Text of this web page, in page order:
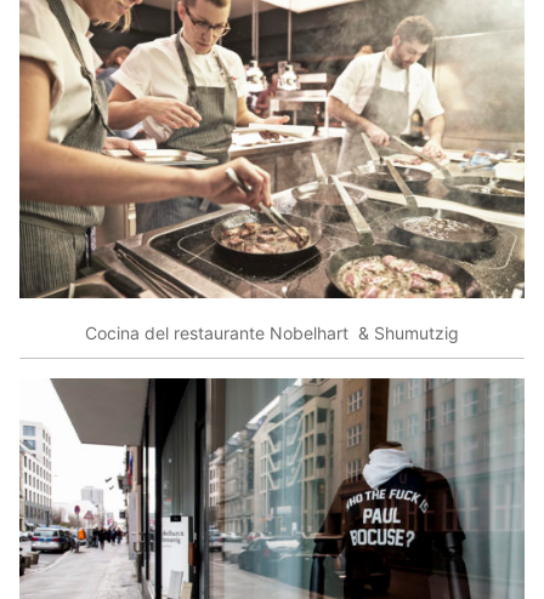
Cocina del restaurante Nobelhart & Shumutzig